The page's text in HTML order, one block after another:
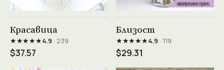
Красавица
★★★★★4.9· 239
$37.57
Близост
★★★★★4.9· 119
$29.31